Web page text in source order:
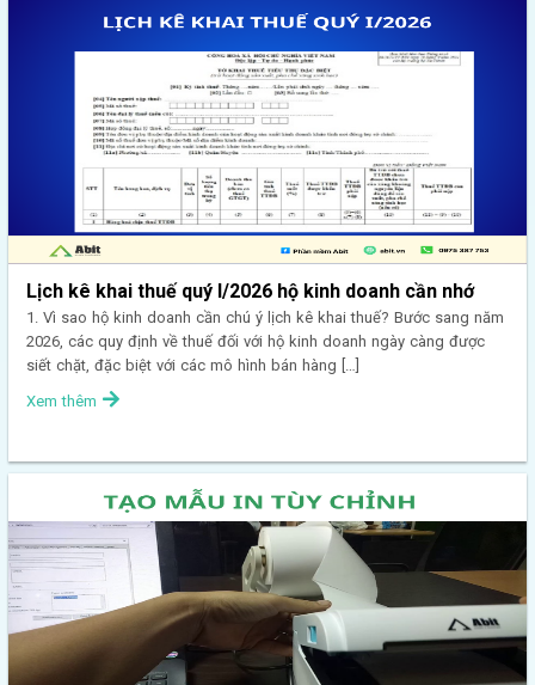
Lịch kê khai thuế quý I/2026 hộ kinh doanh cần nhớ
1. Vì sao hộ kinh doanh cần chú ý lịch kê khai thuế? Bước sang năm
2026, các quy định về thuế đối với hộ kinh doanh ngày càng được
siết chặt, đặc biệt với các mô hình bán hàng […]
Xem thêm